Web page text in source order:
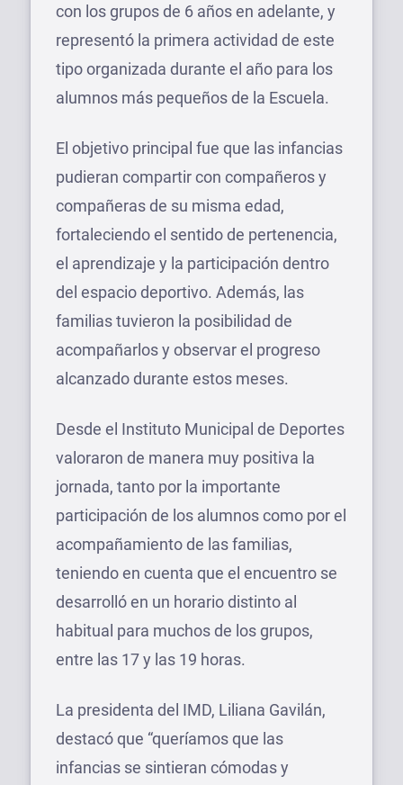
con los grupos de 6 años en adelante, y
representó la primera actividad de este
tipo organizada durante el año para los
alumnos más pequeños de la Escuela.
El objetivo principal fue que las infancias
pudieran compartir con compañeros y
compañeras de su misma edad,
fortaleciendo el sentido de pertenencia,
el aprendizaje y la participación dentro
del espacio deportivo. Además, las
familias tuvieron la posibilidad de
acompañarlos y observar el progreso
alcanzado durante estos meses.
Desde el Instituto Municipal de Deportes
valoraron de manera muy positiva la
jornada, tanto por la importante
participación de los alumnos como por el
acompañamiento de las familias,
teniendo en cuenta que el encuentro se
desarrolló en un horario distinto al
habitual para muchos de los grupos,
entre las 17 y las 19 horas.
La presidenta del IMD, Liliana Gavilán,
destacó que “queríamos que las
infancias se sintieran cómodas y